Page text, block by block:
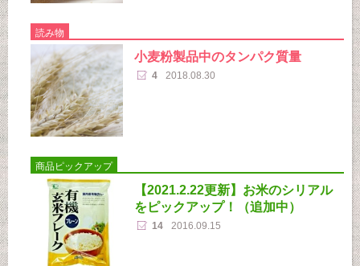
読み物
小麦粉製品中のタンパク質量
4 2018.08.30
商品ピックアップ
【2021.2.22更新】お米のシリアル
をピックアップ！（追加中）
14 2016.09.15